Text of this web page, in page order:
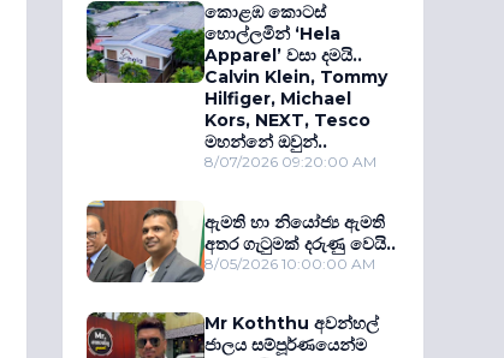
කොළඹ කොටස්
හොල්ලමින් ‘Hela
Apparel’ වසා දමයි..
Calvin Klein, Tommy
Hilfiger, Michael
Kors, NEXT, Tesco
මහන්නේ ඔවුන්..
8/07/2026 09:20:00 AM
ඇමති හා නියෝජ්‍ය ඇමති
අතර ගැටුමක් දරුණු වෙයි..
8/05/2026 10:00:00 AM
Mr Koththu අවන්හල්
ජාලය සම්පූර්ණයෙන්ම